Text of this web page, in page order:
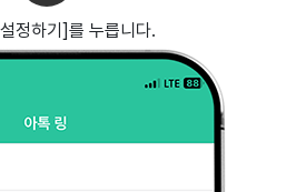
정하기]를 누릅니다.